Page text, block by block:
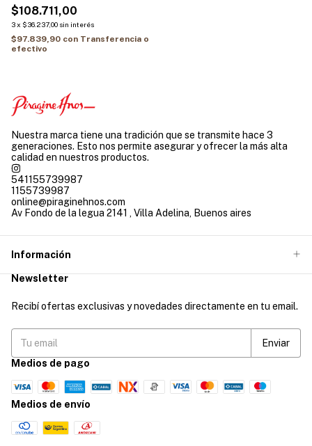
$108.711,00
3x $36.237,00 sin interés
$97.839,90 con Transferencia o
efectivo
Nuestra marca tiene una tradición que se transmite hace 3
generaciones. Esto nos permite asegurar y ofrecer la más alta
calidad en nuestros productos.
541155739987
1155739987
online@piraginehnos.com
Av Fondo de la legua 2141 , Villa Adelina, Buenos aires
Información
Newsletter
Recibí ofertas exclusivas y novedades directamente en tu email.
Medios de pago
Medios de envío